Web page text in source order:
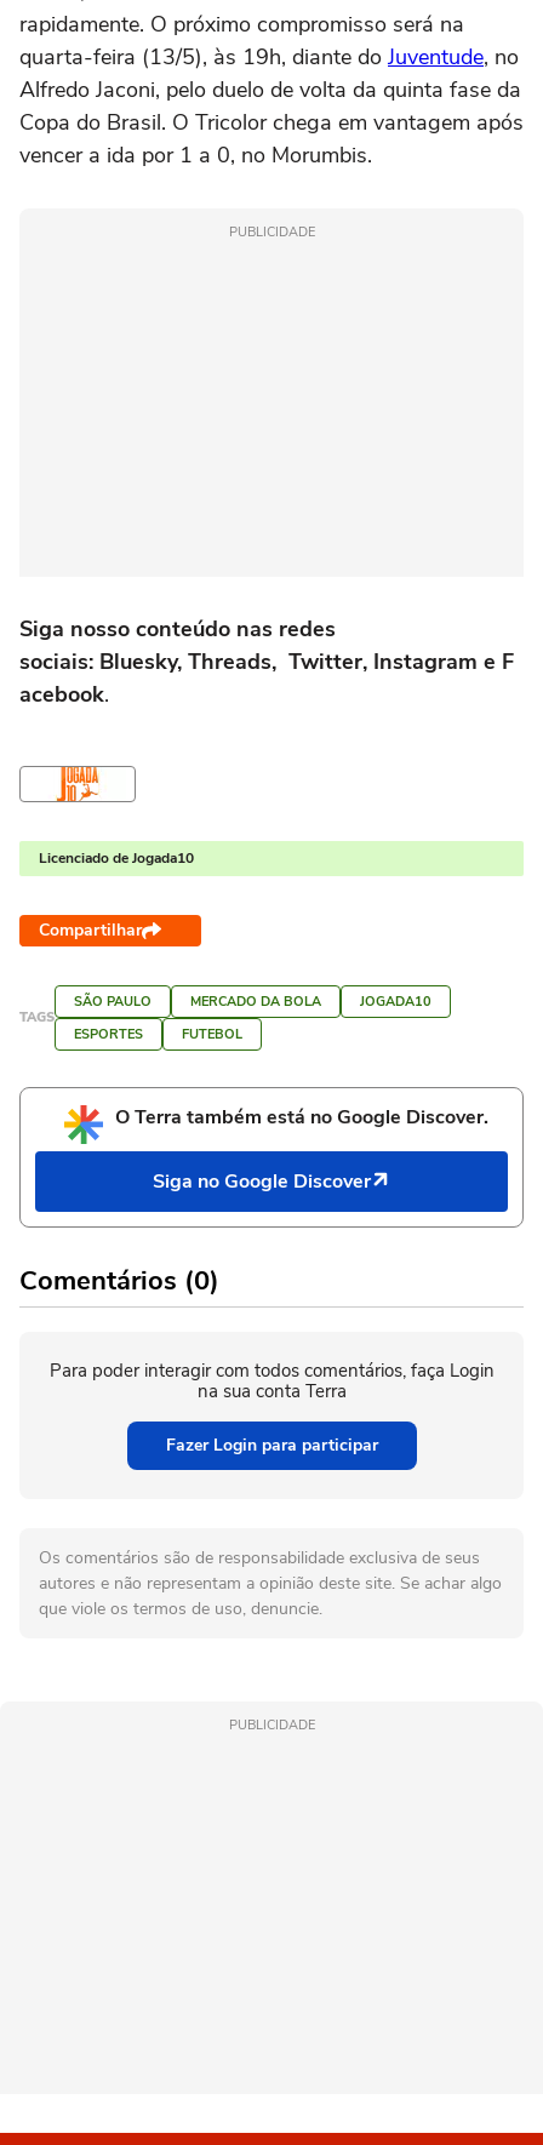
rapidamente. O próximo compromisso será na
quarta-feira (13/5), às 19h, diante do Juventude, no
Alfredo Jaconi, pelo duelo de volta da quinta fase da
Copa do Brasil. O Tricolor chega em vantagem após
vencer a ida por 1 a 0, no Morumbis.
PUBLICIDADE
Siga nosso conteúdo nas redes
sociais: Bluesky, Threads, Twitter, Instagram e F
acebook.
Licenciado de Jogada10
Compartilhar
TAGS
SÃO PAULO MERCADO DA BOLA
JOGADA10
ESPORTES
FUTEBOL
O Terra também está no Google Discover.
Siga no Google Discover
Comentários (0)
Para poder interagir com todos comentários, faça Login
na sua conta Terra
Fazer Login para participar
Os comentários são de responsabilidade exclusiva de seus
autores e não representam a opinião deste site. Se achar algo
que viole os termos de uso, denuncie.
PUBLICIDADE